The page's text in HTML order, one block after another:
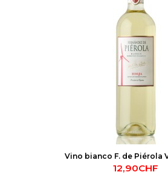
Vino bianco F. de Piérola
12,90CHF